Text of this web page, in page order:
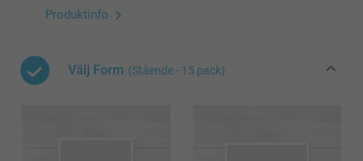
Produktinfo
Välj Form (Stående - 15 pack)